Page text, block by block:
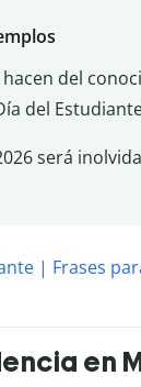
del
del
será
| Frases
en